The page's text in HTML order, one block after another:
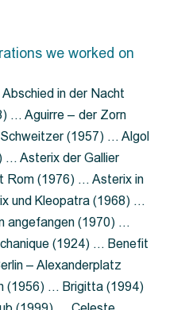
we worked on
in der Nacht
… Aguirre – der Zorn
(1957) … Algol
… Asterix der Gallier
Rom (1976) … Asterix in
und Kleopatra (1968) …
angefangen (1970) …
(1924) … Benefit
– Alexanderplatz
(1956) … Brigitta (1994)